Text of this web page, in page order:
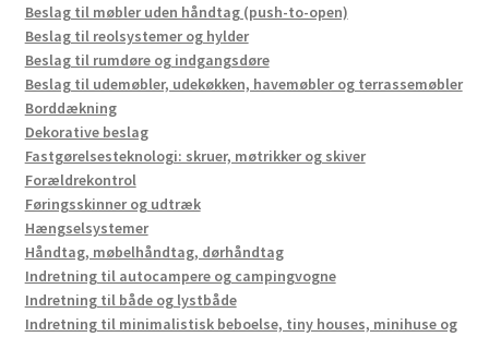
Beslag til møbler uden håndtag (push-to-open)
Beslag til reolsystemer og hylder
Beslag til rumdøre og indgangsdøre
Beslag til udemøbler, udekøkken, havemøbler og terrassemøbler
Borddækning
Dekorative beslag
Fastgørelsesteknologi: skruer, møtrikker og skiver
Forældrekontrol
Føringsskinner og udtræk
Hængselsystemer
Håndtag, møbelhåndtag, dørhåndtag
Indretning til autocampere og campingvogne
Indretning til både og lystbåde
Indretning til minimalistisk beboelse, tiny houses, minihuse og